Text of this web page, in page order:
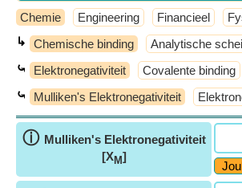
Chemie Engineering Financieel
↳ Chemische binding Analytische
⤿ Elektronegativiteit Covalente binding
⤿ Mulliken's Elektronegativiteit
ⓘ Mulliken's Elektronegativiteit
[XM]